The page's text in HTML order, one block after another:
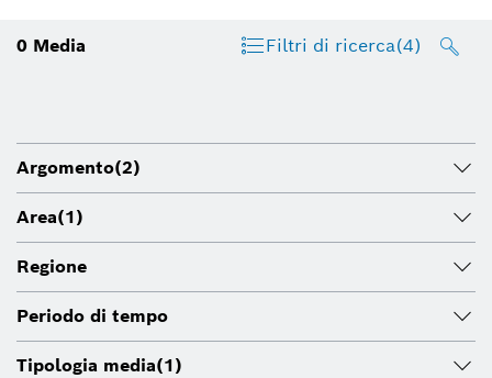
0 Media Filtri di ricerca(4)
Argomento(2)
Area(1)
Regione
Periodo di tempo
Tipologia media(1)